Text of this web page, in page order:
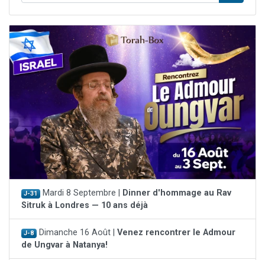
J-31 Mardi 8 Septembre |
Dinner d'hommage au Rav
Sitruk à Londres — 10 ans déjà
J-8 Dimanche 16 Août | Venez rencontrer le Admour
de Ungvar à Natanya!